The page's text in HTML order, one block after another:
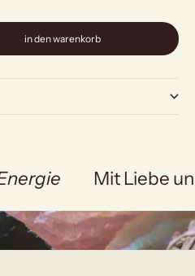
in den warenkorb
Mit Liebe